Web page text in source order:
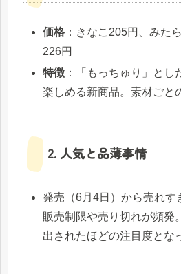
価格 ：きなこ205円、みた
226円
特徴 ：「もっちゅり」と
楽しめる新商品。素材ごと
2. 人気と品薄事情
発売（6月4日）から売れす
販売制限や売り切れが頻発
出されたほどの注目度とな